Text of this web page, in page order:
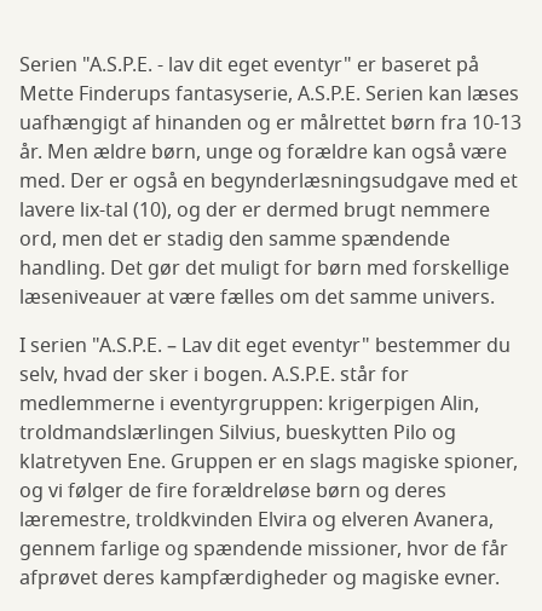
Serien "A.S.P.E. - lav dit eget eventyr" er baseret på
Mette Finderups fantasyserie, A.S.P.E. Serien kan læses
uafhængigt af hinanden og er målrettet børn fra 10-13
år. Men ældre børn, unge og forældre kan også være
med. Der er også en begynderlæsningsudgave med et
lavere lix-tal (10), og der er dermed brugt nemmere
ord, men det er stadig den samme spændende
handling. Det gør det muligt for børn med forskellige
læseniveauer at være fælles om det samme univers.
I serien "A.S.P.E. – Lav dit eget eventyr" bestemmer du
selv, hvad der sker i bogen. A.S.P.E. står for
medlemmerne i eventyrgruppen: krigerpigen Alin,
troldmandslærlingen Silvius, bueskytten Pilo og
klatretyven Ene. Gruppen er en slags magiske spioner,
og vi følger de fire forældreløse børn og deres
læremestre, troldkvinden Elvira og elveren Avanera,
gennem farlige og spændende missioner, hvor de får
afprøvet deres kampfærdigheder og magiske evner.